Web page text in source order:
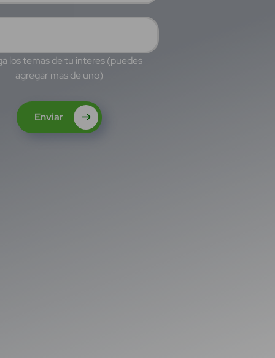
los temas de tu interes (puedes
agregar mas de uno)
Enviar